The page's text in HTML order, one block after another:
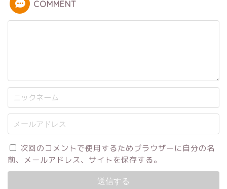
COMMENT
次回のコメントで使用するためブラウザーに自分の名
前、メールアドレス、サイトを保存する。